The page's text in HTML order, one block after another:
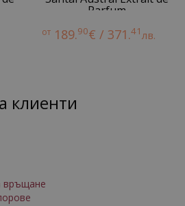
Parfum
от 189.90€ / 371.41лв.
клиенти
връщане